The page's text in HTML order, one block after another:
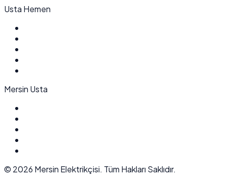
Usta Hemen
Mersin Usta
© 2026 Mersin Elektrikçisi. Tüm Hakları Saklıdır.